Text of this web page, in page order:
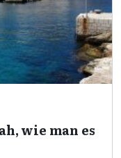
wie man es